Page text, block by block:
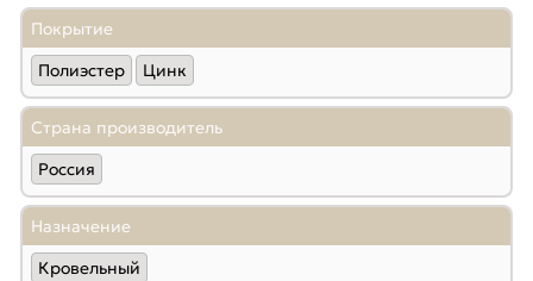
Покрытие
Полиэстер
Цинк
Страна производитель
Россия
Назначение
Кровельный